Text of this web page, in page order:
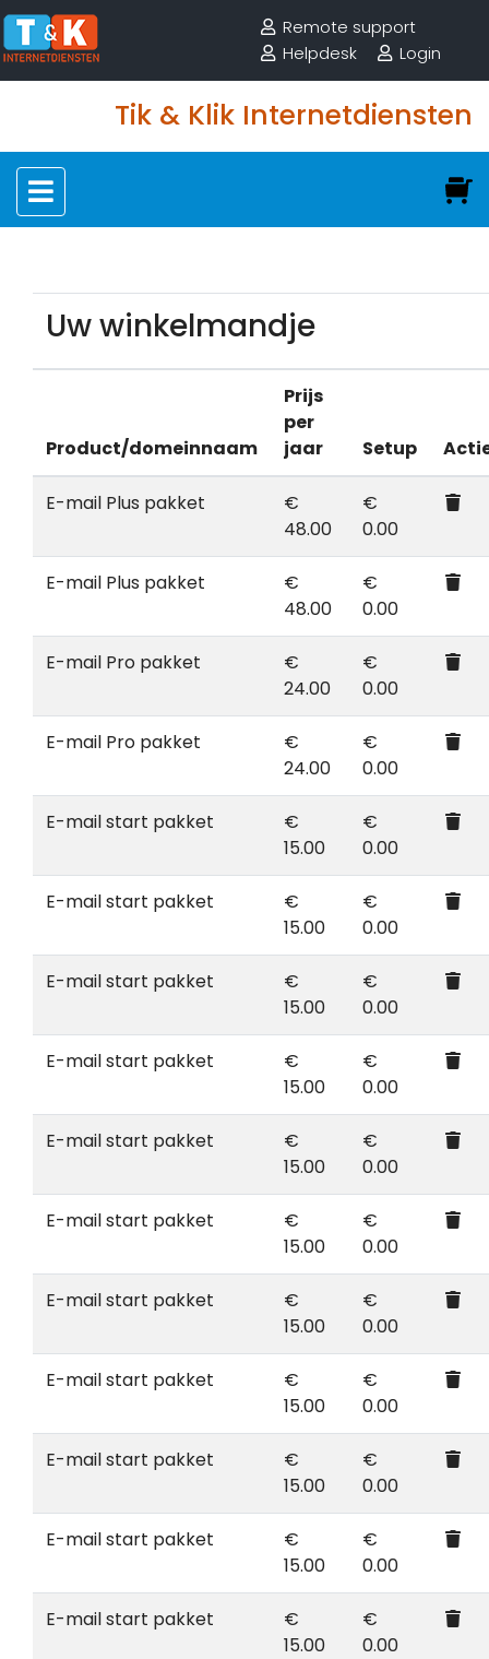
Remote support
Helpdesk
Login
Tik & Klik Internetdiensten
Uw winkelmandje
Product/domeinnaam
Prijs
per
jaar
Setup
E-mail Plus pakket
€
48.00
€
0.00
E-mail Plus pakket
€
48.00
€
0.00
E-mail Pro pakket
€
24.00
€
0.00
E-mail Pro pakket
€
24.00
€
0.00
E-mail start pakket
€
15.00
€
0.00
E-mail start pakket
€
15.00
€
0.00
E-mail start pakket
€
15.00
€
0.00
E-mail start pakket
€
15.00
€
0.00
E-mail start pakket
€
15.00
€
0.00
E-mail start pakket
€
15.00
€
0.00
E-mail start pakket
€
15.00
€
0.00
E-mail start pakket
€
15.00
€
0.00
E-mail start pakket
€
15.00
€
0.00
E-mail start pakket
€
15.00
€
0.00
E-mail start pakket
€
15.00
€
0.00